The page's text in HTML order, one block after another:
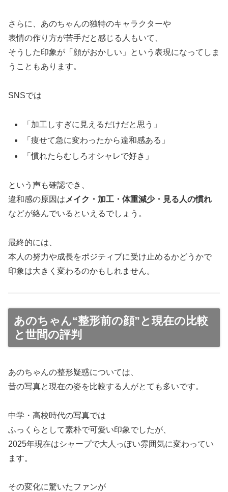
さらに、あのちゃんの独特のキャラクターや
表情の作り方が苦手だと感じる人もいて、
そうした印象が「顔がおかしい」という表現になってしま
うこともあります。
SNSでは
「加工しすぎに見えるだけだと思う」
「痩せて急に変わったから違和感ある」
「慣れたらむしろオシャレで好き」
という声も確認でき、
違和感の原因は メイク・加工・体重減少・見る人の慣れ
などが絡んでいるといえるでしょう。
最終的には、
本人の努力や成長をポジティブに受け止めるかどうかで
印象は大きく変わるのかもしれません。
あのちゃん“整形前の顔”と現在の比較
と世間の評判
あのちゃんの整形疑惑については、
昔の写真と現在の姿を比較する人がとても多いです。
中学・高校時代の写真では
ふっくらとして素朴で可愛い印象でしたが、
2025年現在はシャープで大人っぽい雰囲気に変わってい
ます。
その変化に驚いたファンが